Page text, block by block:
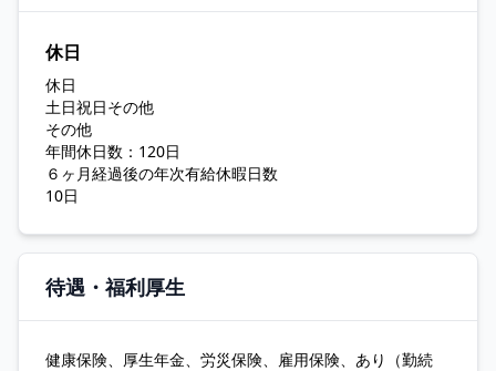
休日
休日
土日祝日その他
その他
年間休日数：120日
６ヶ月経過後の年次有給休暇日数
10日
待遇・福利厚生
健康保険、厚生年金、労災保険、雇用保険、あり（勤続